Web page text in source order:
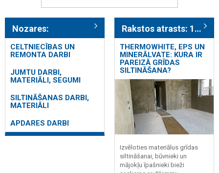
Nozares:
CELTNIECĪBAS UN
REMONTA DARBI
JUMTU DARBI,
MATERIĀLI, SEGUMI
SILTINĀŠANAS DARBI,
MATERIĀLI
APDARES DARBI
Rakstos atrasts: 1031
THERMOWHITE, EPS UN
MINERĀLVATE: KURA IR
PAREIZĀ GRĪDAS
SILTINĀŠANA?
Izvēloties materiālus grīdas
siltināšanai, būvnieki un
mājokļu īpašnieki bieži